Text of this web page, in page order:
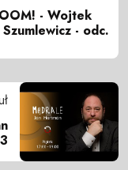
- Wojtek
- odc.